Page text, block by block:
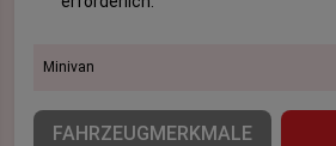
Minivan
FAHRZEUGMERKMALE